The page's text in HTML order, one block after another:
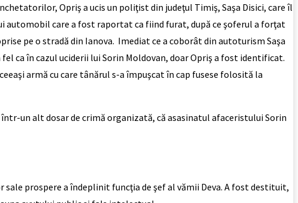
Opriş a ucis un poliţist din judeţul Timiş, Saşa Disici, care îl
automobil care a fost raportat ca fiind furat, după ce şoferul a forţat
pe o stradă din Ianova. Imediat ce a coborât din autoturism Saşa
ca în cazul uciderii lui Sorin Moldovan, doar Opriş a fost identificat.
armă cu care tânărul s-a împuşcat în cap fusese folosită la
un alt dosar de crimă organizată, că asasinatul afaceristului Sorin
prospere a îndeplinit funcţia de şef al vămii Deva. A fost destituit,